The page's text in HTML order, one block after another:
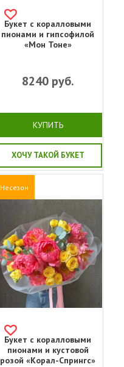
Букет с коралловыми
пионами и гипсофилой
«Мон Тоне»
8240руб.
КУПИТЬ
ХОЧУ ТАКОЙ БУКЕТ
Несезон
Букет с коралловыми
пионами и кустовой
розой «Корал-Спрингс»